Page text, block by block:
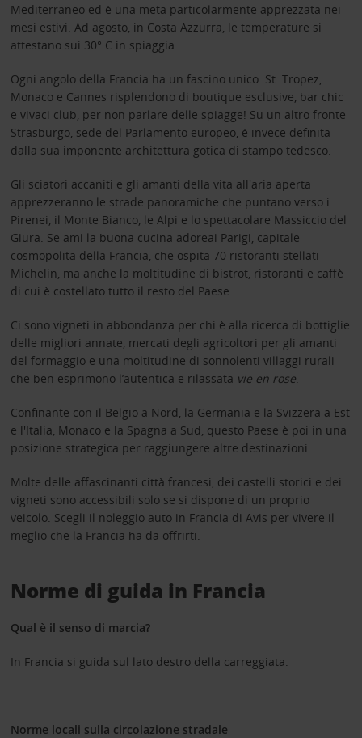
Mediterraneo ed è una meta particolarmente apprezzata nei
mesi estivi. Ad agosto, in Costa Azzurra, le temperature si
attestano sui 30° C in spiaggia.
Ogni angolo della Francia ha un fascino unico: St. Tropez,
Monaco e Cannes risplendono di boutique esclusive, bar chic
e vivaci club, per non parlare delle spiagge! Su un altro fronte
Strasburgo, sede del Parlamento europeo, è invece definita
dalla sua imponente architettura gotica di stampo tedesco.
Gli sciatori accaniti e gli amanti della vita all'aria aperta
apprezzeranno le strade panoramiche che puntano verso i
Pirenei, il Monte Bianco, le Alpi e lo spettacolare Massiccio del
Giura. Se ami la buona cucina adoreai Parigi, capitale
cosmopolita della Francia, che ospita 70 ristoranti stellati
Michelin, ma anche la moltitudine di bistrot, ristoranti e caffè
di cui è costellato tutto il resto del Paese.
Ci sono vigneti in abbondanza per chi è alla ricerca di bottiglie
delle migliori annate, mercati degli agricoltori per gli amanti
del formaggio e una moltitudine di sonnolenti villaggi rurali
che ben esprimono l’autentica e rilassata vie en rose.
Confinante con il Belgio a Nord, la Germania e la Svizzera a Est
e l'Italia, Monaco e la Spagna a Sud, questo Paese è poi in una
posizione strategica per raggiungere altre destinazioni.
Molte delle affascinanti città francesi, dei castelli storici e dei
vigneti sono accessibili solo se si dispone di un proprio
veicolo. Scegli il noleggio auto in Francia di Avis per vivere il
meglio che la Francia ha da offrirti.
Norme di guida in Francia
Qual è il senso di marcia?
In Francia si guida sul lato destro della carreggiata.
Norme locali sulla circolazione stradale